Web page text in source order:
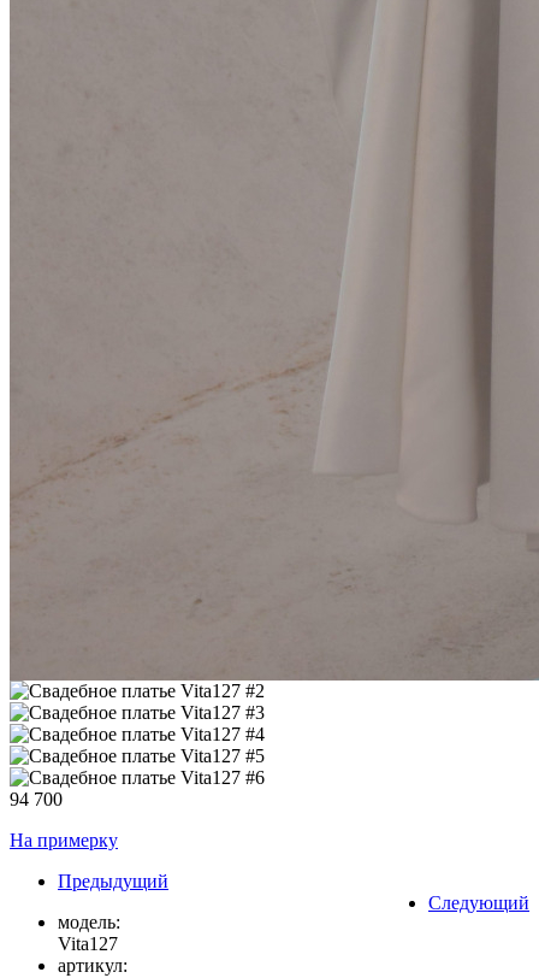
94 700
На примерку
Предыдущий
Следующий
модель:
Vita127
артикул: